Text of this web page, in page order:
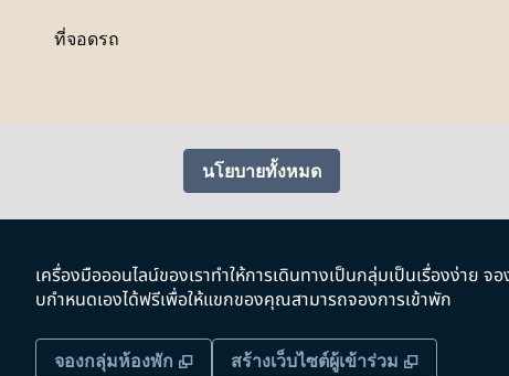
ที่จอดรถ
นโยบายทั้งหมด
เครื่องมือออนไลน์ของเราทําให้การเดินทางเป็นกลุ่มเป็นเรื่องง่าย
บกําหนดเองได้ฟรีเพื่อให้แขกของคุณสามารถจองการเข้าพัก
จองกลุ่มห้องพัก , เปิดแท็บใหม่
สร้างเว็บไซต์ผู้เข้าร่วม ,